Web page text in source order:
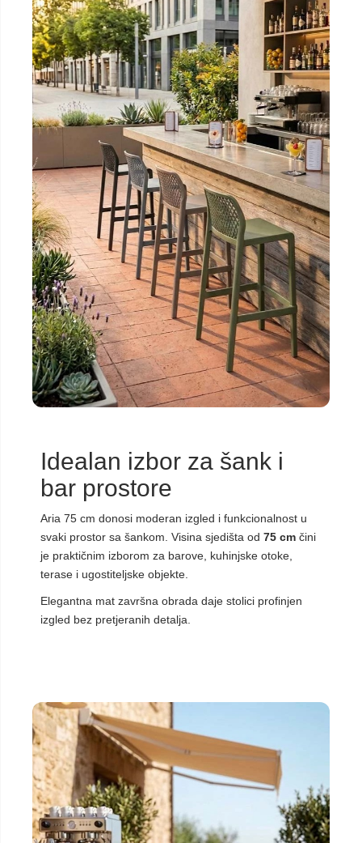
Idealan izbor za šank i
bar prostore
Aria 75 cm donosi moderan izgled i funkcionalnost u
svaki prostor sa šankom. Visina sjedišta od 75 cm čini
je praktičnim izborom za barove, kuhinjske otoke,
terase i ugostiteljske objekte.
Elegantna mat završna obrada daje stolici profinjen
izgled bez pretjeranih detalja.